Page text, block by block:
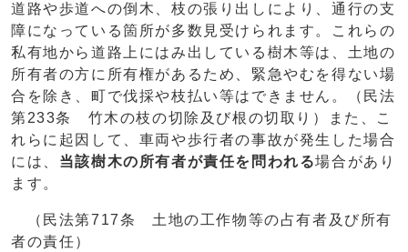
道路や歩道への倒木、枝の張り出しにより、通行の支
障になっている箇所が多数見受けられます。これらの
私有地から道路上にはみ出している樹木等は、土地の
所有者の方に所有権があるため、緊急やむを得ない場
合を除き、町で伐採や枝払い等はできません。（民法
第233条 竹木の枝の切除及び根の切取り）また、こ
れらに起因して、車両や歩行者の事故が発生した場合
には、 当該樹木の所有者が責任を問われる場合があり
ます。
（民法第717条 土地の工作物等の占有者及び所有
者の責任）